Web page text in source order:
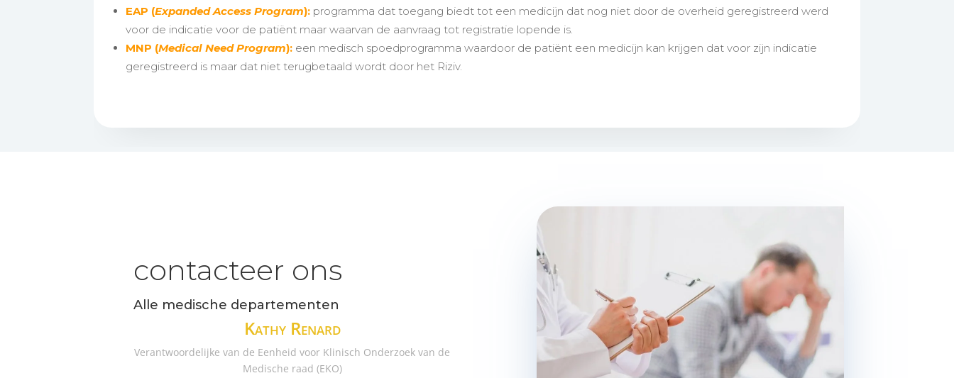
EAP (Expanded Access Program): programma dat toegang biedt tot een medicijn dat nog niet door de overheid geregistreerd werd
voor de indicatie voor de patiënt maar waarvan de aanvraag tot registratie lopende is.
MNP (Medical Need Program): een medisch spoedprogramma waardoor de patiënt een medicijn kan krijgen dat voor zijn indicatie
geregistreerd is maar dat niet terugbetaald wordt door het Riziv.
contacteer ons
Alle medische departementen
Kathy Renard
Verantwoordelijke van de Eenheid voor Klinisch Onderzoek van de
Medische raad (EKO)